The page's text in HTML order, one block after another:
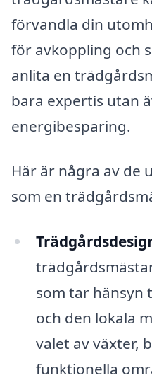
förvandla din
för avkoppling och
anlita en
bara expertis utan
energibesparing.
Här är några av de
som en
som tar hänsyn
och den lokala
valet av växter,
funktionella